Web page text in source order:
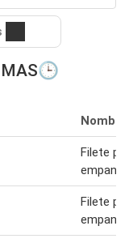
MAS🕒
Nombre
Filete
Filete